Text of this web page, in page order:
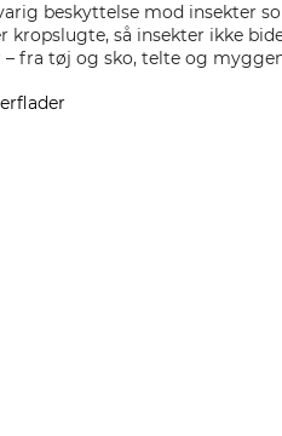
beskyttelse mod insekter
så insekter ikke
fra tøj og sko, telte og